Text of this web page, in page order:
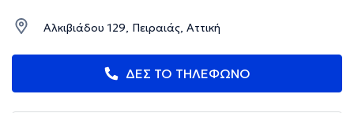
Αλκιβιάδου 129, Πειραιάς, Αττική
ΔΕΣ ΤΟ ΤΗΛΕΦΩΝΟ